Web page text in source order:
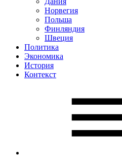
Норвегия
Польша
Финляндия
Швеция
Политика
Экономика
История
Контекст